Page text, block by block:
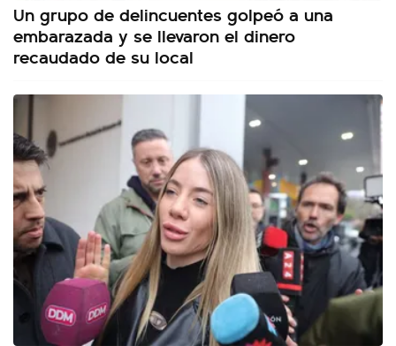
Un grupo de delincuentes golpeó a una
embarazada y se llevaron el dinero
recaudado de su local